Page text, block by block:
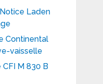
Notice Laden
Continental
vaisselle
CFI M 830 B